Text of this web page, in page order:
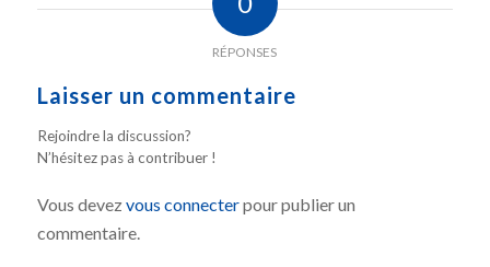
RÉPONSES
Laisser un commentaire
Rejoindre la discussion?
N’hésitez pas à contribuer !
Vous devezvous connecterpour publier un
commentaire.